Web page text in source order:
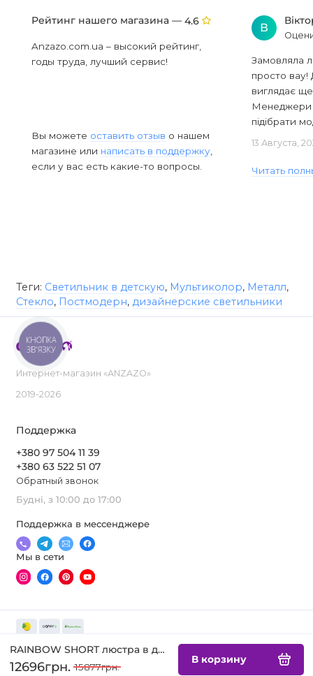
RAINBOW SHORT люстра в детскую
12696грн. 15877грн.
В корзину
Рейтинг нашего магазина — 4.6
Anzazo.com.ua – высокий рейтинг,
годы труда, лучший сервис!
Вы можете оставить отзыв о нашем
магазине или написать в поддержку
если у вас есть какие-то вопросы.
В
Замовляла
просто вау!
виглядає
Менеджери
підібрати
13 Августа,
Читать
Теги: Светильник в детскую, Мультиколор, Металл,
Стекло, Постмодерн, дизайнерские светильники
Интернет-магазин «ANZAZO»
2019-2026
Поддержка
+380 97 504 11 39
+380 63 522 51 07
Обратный звонок
Будні, з 10:00 до 17:00
Поддержка в мессенджере
Мы в сети
КНОПКА
ЗВ'ЯЗКУ